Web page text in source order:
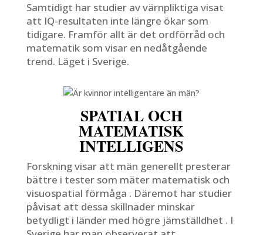
Samtidigt har studier av värnpliktiga visat
att IQ-resultaten inte längre ökar som
tidigare. Framför allt är det ordförråd och
matematik som visar en nedåtgående
trend. Läget i Sverige.
SPATIAL OCH
MATEMATISK
INTELLIGENS
Forskning visar att män generellt presterar
bättre i tester som mäter matematisk och
visuospatial förmåga . Däremot har studier
påvisat att dessa skillnader minskar
betydligt i länder med högre jämställdhet . I